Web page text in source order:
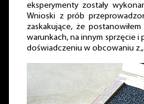
eksperymenty zostały
Wnioski z prób
zaskakujące, że
warunkach, na innym sprzęcie
doświadczeniu w obcowaniu z